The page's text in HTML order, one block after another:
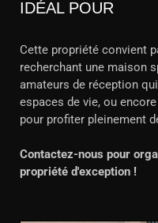
IDÉAL POUR
Cette propriété convient
recherchant une maison
amateurs de réception
espaces de vie, ou
pour profiter pleinement
Contactez-nous pour
propriété d'exception !